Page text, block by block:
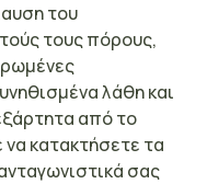
του
τους πόρους,
λάθη και
από το
να κατακτήσετε τα
σας